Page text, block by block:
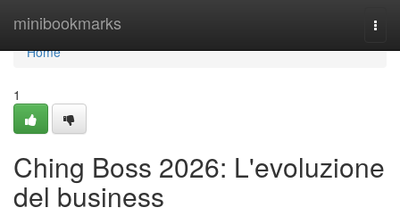
minibookmarks
Home
Home
1
Ching Boss 2026: L'evoluzione
del business